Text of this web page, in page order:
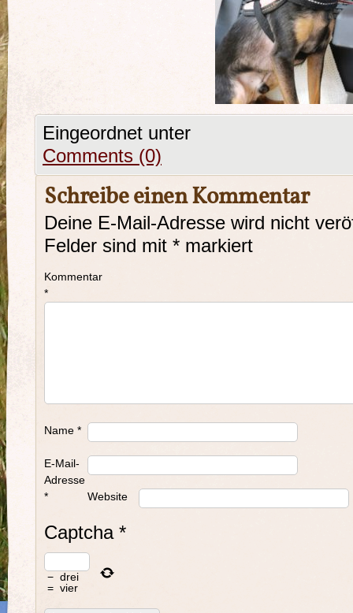
Eingeordnet unter
Comments (0)
Schreibe einen Kommentar
Deine E-Mail-Adresse wird nicht
Felder sind mit * markiert
Kommentar
*
Name *
E-Mail-
Adresse
*
Website
Captcha*
− drei
= vier